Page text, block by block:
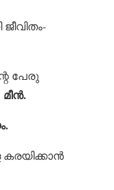
പേരു
മീന്‍.